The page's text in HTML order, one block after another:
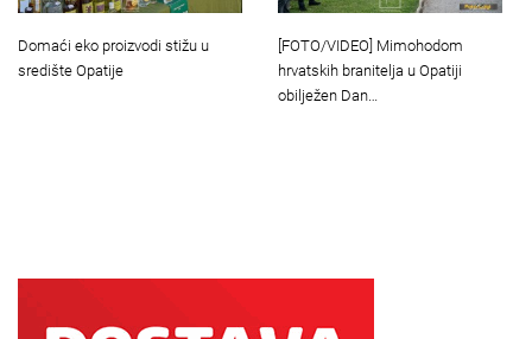
Domaći eko proizvodi stižu u
središte Opatije
[FOTO/VIDEO] Mimohodom
hrvatskih branitelja u Opatiji
obilježen Dan…